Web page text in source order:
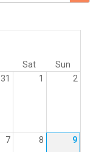
Sat
Sun
31 1 2
7 8 9